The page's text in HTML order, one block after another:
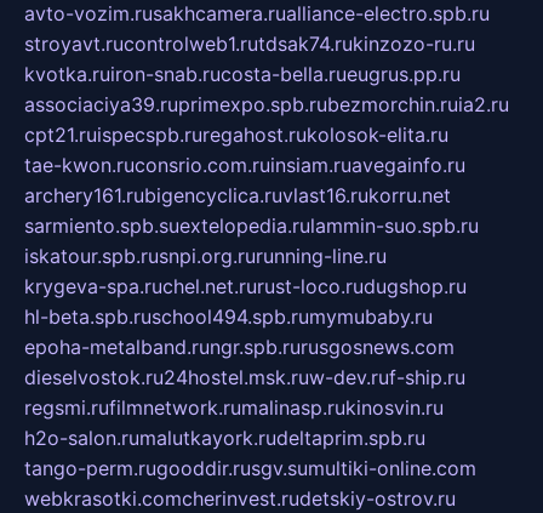
avto-vozim.rusakhcamera.rualliance-electro.spb.ru
stroyavt.rucontrolweb1.rutdsak74.rukinzozo-ru.ru
kvotka.ruiron-snab.rucosta-bella.rueugrus.pp.ru
associaciya39.ruprimexpo.spb.rubezmorchin.ruia2.ru
cpt21.ruispecspb.ruregahost.rukolosok-elita.ru
tae-kwon.ruconsrio.com.ruinsiam.ruavegainfo.ru
archery161.rubigencyclica.ruvlast16.rukorru.net
sarmiento.spb.suextelopedia.rulammin-suo.spb.ru
iskatour.spb.rusnpi.org.rurunning-line.ru
krygeva-spa.ruchel.net.rurust-loco.rudugshop.ru
hl-beta.spb.ruschool494.spb.rumymubaby.ru
epoha-metalband.rungr.spb.rurusgosnews.com
dieselvostok.ru24hostel.msk.ruw-dev.ruf-ship.ru
regsmi.rufilmnetwork.rumalinasp.rukinosvin.ru
h2o-salon.rumalutkayork.rudeltaprim.spb.ru
tango-perm.rugooddir.rusgv.sumultiki-online.com
webkrasotki.comcherinvest.rudetskiy-ostrov.ru